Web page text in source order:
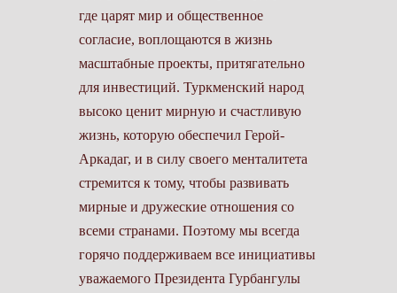
где царят мир и общественное
согласие, воплощаются в жизнь
масштабные проекты, притягательно
для инвестиций. Туркменский народ
высоко ценит мирную и счастливую
жизнь, которую обес­печил Герой-
Аркадаг, и в силу своего менталитета
стремится к тому, чтобы развивать
мирные и дружеские отношения со
всеми странами. Поэтому мы всегда
горячо поддерживаем все инициативы
уважаемого Президента Гурбангулы